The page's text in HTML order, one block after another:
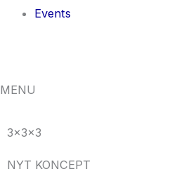
Events
MENU
3x3x3
NYT KONCEPT